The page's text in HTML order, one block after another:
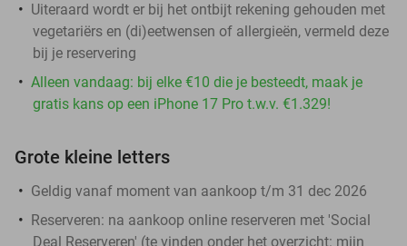
Uiteraard wordt er bij het ontbijt rekening gehouden met
vegetariërs en (di)eetwensen of allergieën, vermeld deze
bij je reservering
Alleen vandaag: bij elke €10 die je besteedt, maak je
gratis kans op een iPhone 17 Pro t.w.v. €1.329!
Grote kleine letters
Geldig vanaf moment van aankoop t/m 31 dec 2026
Reserveren: na aankoop online reserveren met 'Social
Deal Reserveren' (te vinden onder het overzicht: mijn